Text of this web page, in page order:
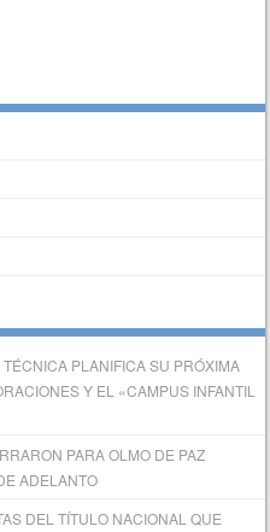
PLANIFICA SU PRÓXIMA
Y EL «CAMPUS INFANTIL
PARA OLMO DE PAZ
ADELANTO
DEL TÍTULO NACIONAL QUE